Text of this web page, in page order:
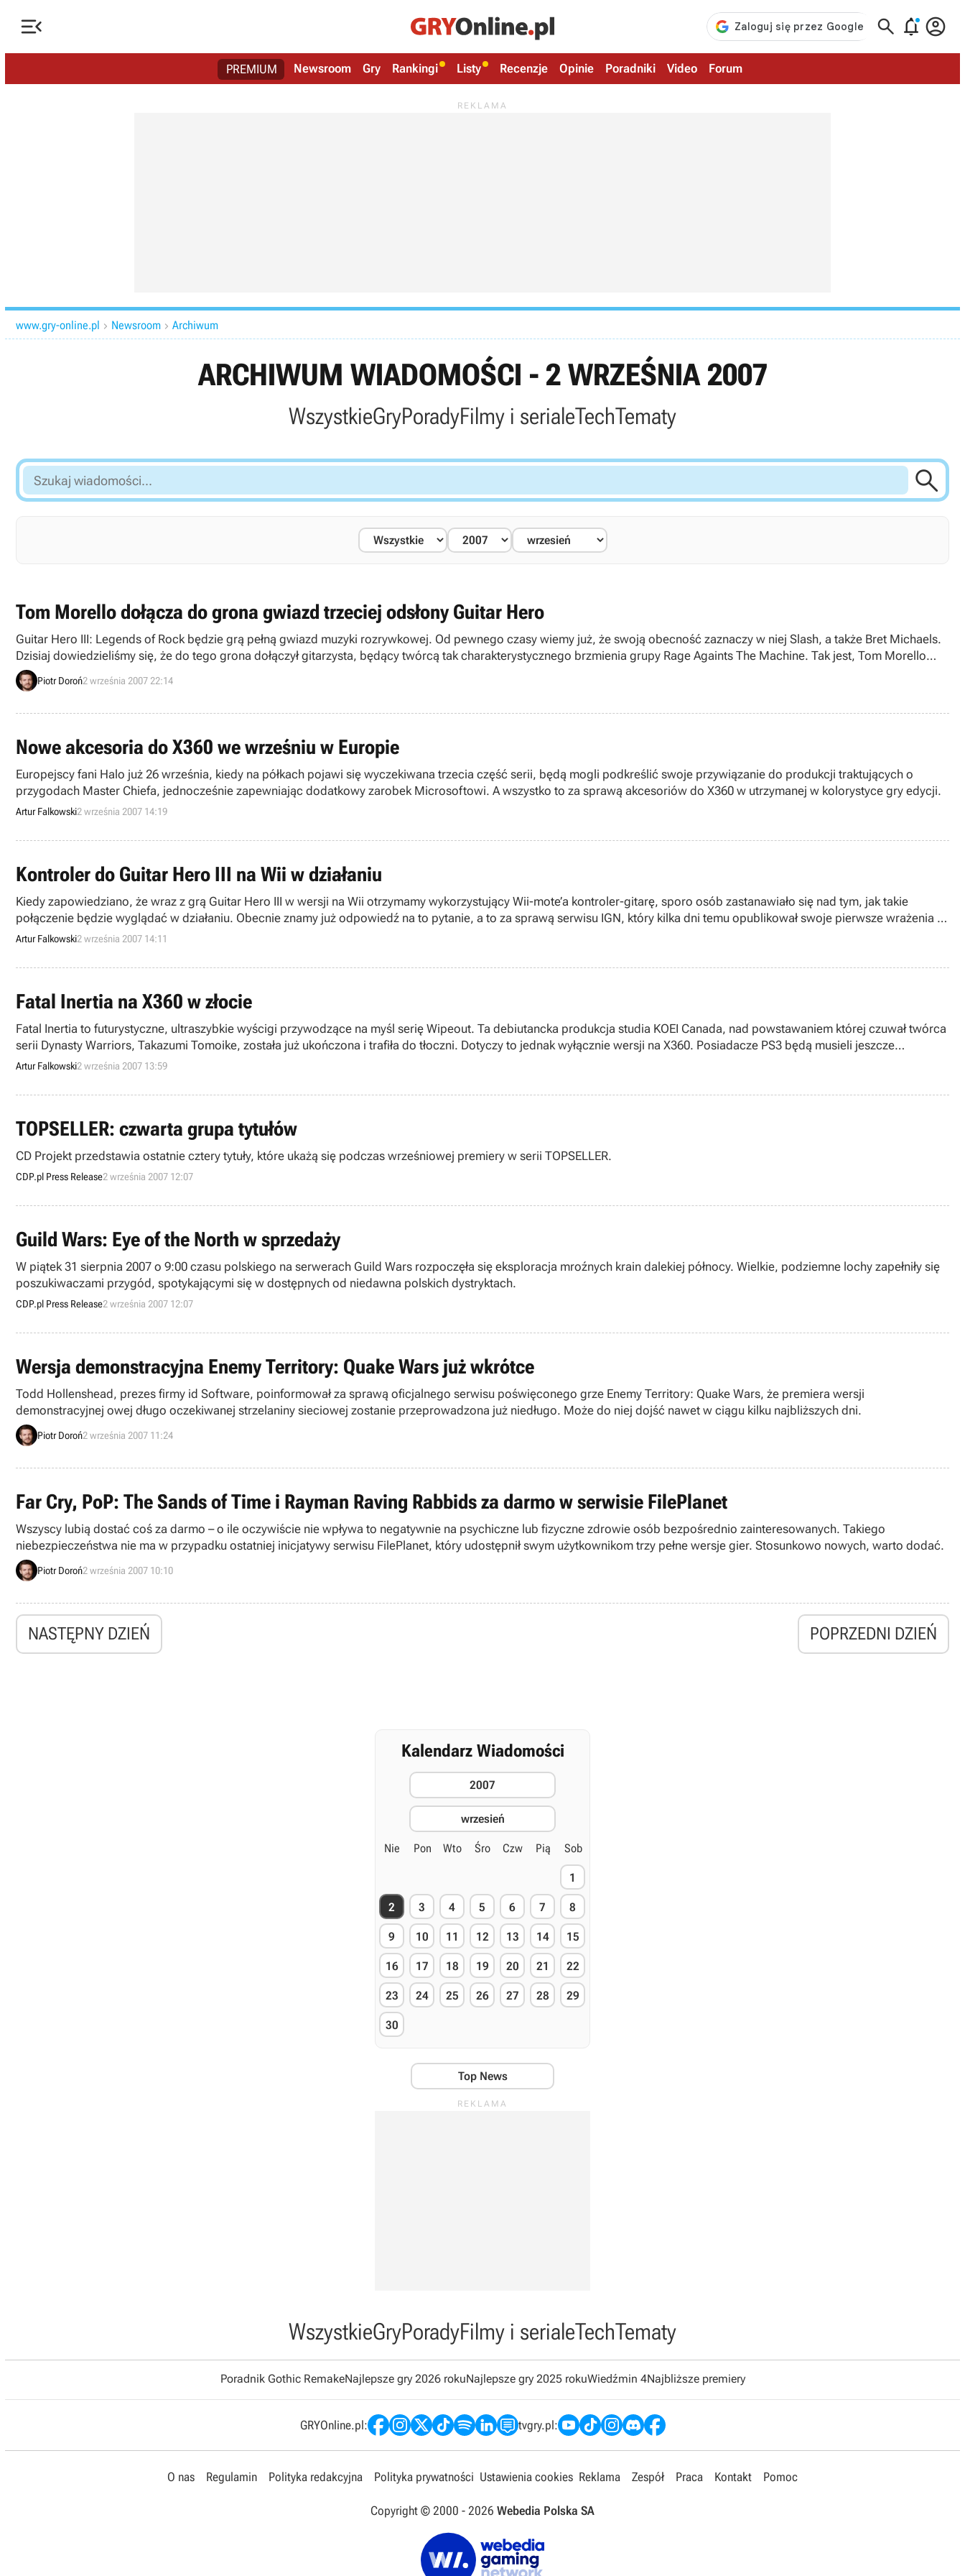
   
PREMIUM Newsroom Gry Rankingi Listy Recenzje Opinie Poradniki Video Forum
www.gry-online.pl  Newsroom  Archiwum
ARCHIWUM WIADOMOŚCI - 2 WRZEŚNIA 2007
WszystkieGryPoradyFilmy i serialeTechTematy
Szukaj
wiadomości...

Tom Morello dołącza do grona gwiazd trzeciej odsłony Guitar Hero
Guitar Hero III: Legends of Rock będzie grą pełną gwiazd muzyki rozrywkowej. Od pewnego czasy wiemy już, że swoją obecność zaznaczy w niej Slash, a także Bret Michaels.
Dzisiaj dowiedzieliśmy się, że do tego grona dołączył gitarzysta, będący twórcą tak charakterystycznego brzmienia grupy Rage Againts The Machine. Tak jest, Tom Morello
wcieli się w rolę jednego z gitarowych bossów w GH III.
Piotr Doroń2 września 2007 22:14
Nowe akcesoria do X360 we wrześniu w Europie
Europejscy fani Halo już 26 września, kiedy na półkach pojawi się wyczekiwana trzecia część serii, będą mogli podkreślić swoje przywiązanie do produkcji traktujących o
przygodach Master Chiefa, jednocześnie zapewniając dodatkowy zarobek Microsoftowi. A wszystko to za sprawą akcesoriów do X360 w utrzymanej w kolorystyce gry edycji.
Artur Falkowski2 września 2007 14:19
Kontroler do Guitar Hero III na Wii w działaniu
Kiedy zapowiedziano, że wraz z grą Guitar Hero III w wersji na Wii otrzymamy wykorzystujący Wii-mote’a kontroler-gitarę, sporo osób zastanawiało się nad tym, jak takie
połączenie będzie wyglądać w działaniu. Obecnie znamy już odpowiedź na to pytanie, a to za sprawą serwisu IGN, który kilka dni temu opublikował swoje pierwsze wrażenia z
gry w GH III na Wii.
Artur Falkowski2 września 2007 14:11
Fatal Inertia na X360 w złocie
Fatal Inertia to futurystyczne, ultraszybkie wyścigi przywodzące na myśl serię Wipeout. Ta debiutancka produkcja studia KOEI Canada, nad powstawaniem której czuwał twórca
serii Dynasty Warriors, Takazumi Tomoike, została już ukończona i trafiła do tłoczni. Dotyczy to jednak wyłącznie wersji na X360. Posiadacze PS3 będą musieli jeszcze
poczekać.
Artur Falkowski2 września 2007 13:59
TOPSELLER: czwarta grupa tytułów
CD Projekt przedstawia ostatnie cztery tytuły, które ukażą się podczas wrześniowej premiery w serii TOPSELLER.
CDP.pl Press Release2 września 2007 12:07
Guild Wars: Eye of the North w sprzedaży
W piątek 31 sierpnia 2007 o 9:00 czasu polskiego na serwerach Guild Wars rozpoczęła się eksploracja mroźnych krain dalekiej północy. Wielkie, podziemne lochy zapełniły się
poszukiwaczami przygód, spotykającymi się w dostępnych od niedawna polskich dystryktach.
CDP.pl Press Release2 września 2007 12:07
Wersja demonstracyjna Enemy Territory: Quake Wars już wkrótce
Todd Hollenshead, prezes firmy id Software, poinformował za sprawą oficjalnego serwisu poświęconego grze Enemy Territory: Quake Wars, że premiera wersji
demonstracyjnej owej długo oczekiwanej strzelaniny sieciowej zostanie przeprowadzona już niedługo. Może do niej dojść nawet w ciągu kilku najbliższych dni.
Piotr Doroń2 września 2007 11:24
Far Cry, PoP: The Sands of Time i Rayman Raving Rabbids za darmo w serwisie FilePlanet
Wszyscy lubią dostać coś za darmo – o ile oczywiście nie wpływa to negatywnie na psychiczne lub fizyczne zdrowie osób bezpośrednio zainteresowanych. Takiego
niebezpieczeństwa nie ma w przypadku ostatniej inicjatywy serwisu FilePlanet, który udostępnił swym użytkownikom trzy pełne wersje gier. Stosunkowo nowych, warto dodać.
Piotr Doroń2 września 2007 10:10
NASTĘPNY DZIEŃ POPRZEDNI DZIEŃ
Kalendarz Wiadomości
2007
wrzesień
Nie Pon Wto Śro Czw Pią Sob
1
2 3 4 5 6 7 8
9 10 11 12 13 14 15
16 17 18 19 20 21 22
23 24 25 26 27 28 29
30
Top News
WszystkieGryPoradyFilmy i serialeTechTematy
Poradnik Gothic RemakeNajlepsze gry 2026 rokuNajlepsze gry 2025 rokuWiedźmin 4Najbliższe premiery
GRYOnline.pl: tvgry.pl:
O nas Regulamin Polityka redakcyjna Polityka prywatności Ustawienia cookies Reklama Zespół Praca Kontakt Pomoc
Copyright © 2000 - 2026 Webedia Polska SA